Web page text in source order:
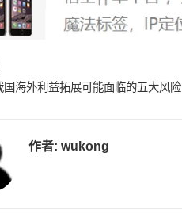
国海外利益拓展可能面临的五大风险
作者: wukong